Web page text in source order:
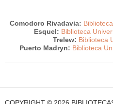
Comodoro Rivadavia:
Esquel: Biblioteca
Trelew: Biblioteca
Puerto Madryn: Biblioteca